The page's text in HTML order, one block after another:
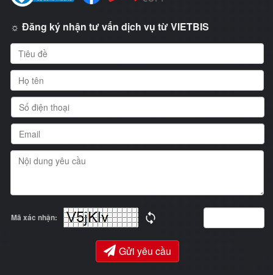
☼ Đăng ký nhận tư vấn dịch vụ từ VIETBIS
Mã xác nhận:
Gửi yêu cầu